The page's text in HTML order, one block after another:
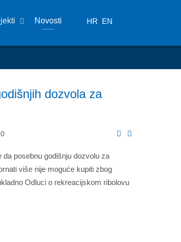
Novosti HR EN
dozvola za
posebnu godišnju dozvolu za
više nije moguće kupiti zbog
Odluci o rekreacijskom ribolovu